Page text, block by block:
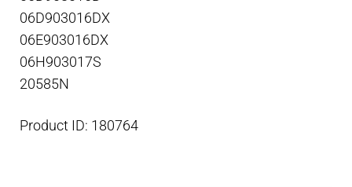
06D903016DX
06E903016DX
06H903017S
20585N
Product ID: 180764